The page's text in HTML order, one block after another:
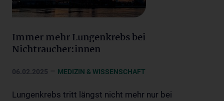
Immer mehr Lungenkrebs bei
Nichtraucher:innen
06.02.2025 – MEDIZIN & WISSENSCHAFT
Lungenkrebs tritt längst nicht mehr nur bei